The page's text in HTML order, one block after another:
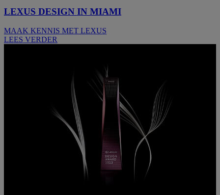
LEXUS DESIGN IN MIAMI
MAAK KENNIS MET LEXUS
LEES VERDER